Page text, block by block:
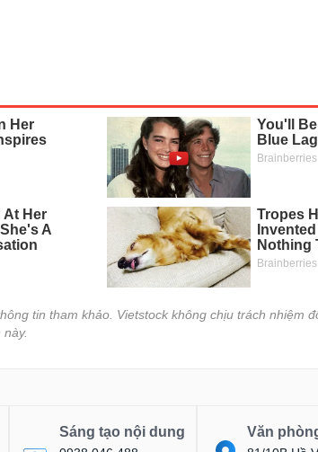
tin tham khảo. Vietstock không chịu trách nhiệm
Sáng tạo nội dung Văn